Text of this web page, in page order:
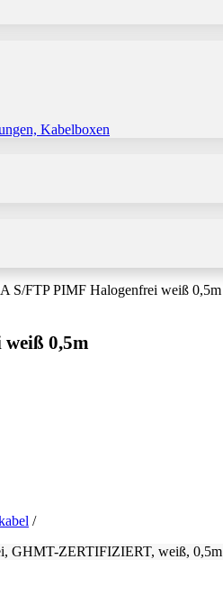
Kabelboxen
S/FTP PIMF Halogenfrei weiß 0,5m
0,5m
GHMT-ZERTIFIZIERT, weiß, 0,5m